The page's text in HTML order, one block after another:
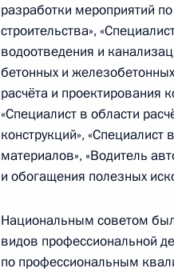
10 марта 2022 года,
Заседание
квалификациям
10 марта 2022 года, 19:00
Заседание
квалификациям
разработки мероприятий
строительства»,
водоотведения и
бетонных и
расчёта и проектирования
«Специалист в области
конструкций»,
материалов», «Водитель
и обогащения полезных
Национальным советом
видов профессиональной
по профессиональным